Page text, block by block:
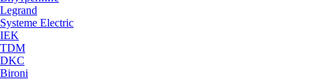
Legrand
Systeme Electric
IEK
TDM
DKC
Bironi